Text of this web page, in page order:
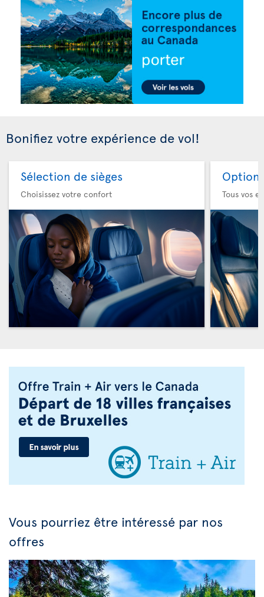
Bonifiez votre expérience de vol!
Sélection de sièges
Choisissez votre confort
Option
Tous vos
Vous pourriez être intéressé par nos
offres